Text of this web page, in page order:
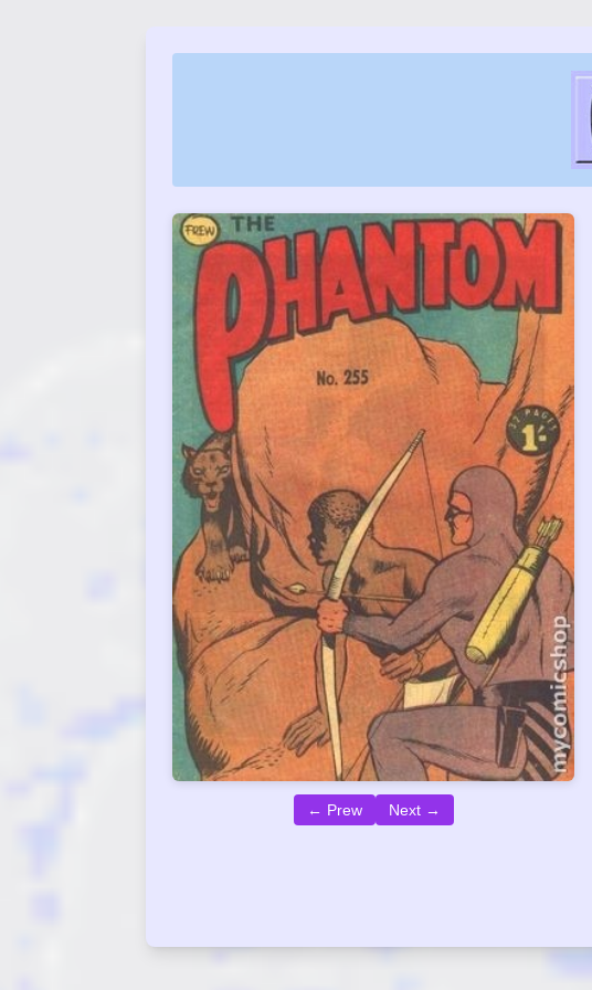
← Prew Next →